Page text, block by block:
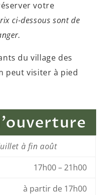
votre
ci-dessous sont de
du village des
peut visiter à pied
à fin août
17h00 – 21h00
à partir de 17h00